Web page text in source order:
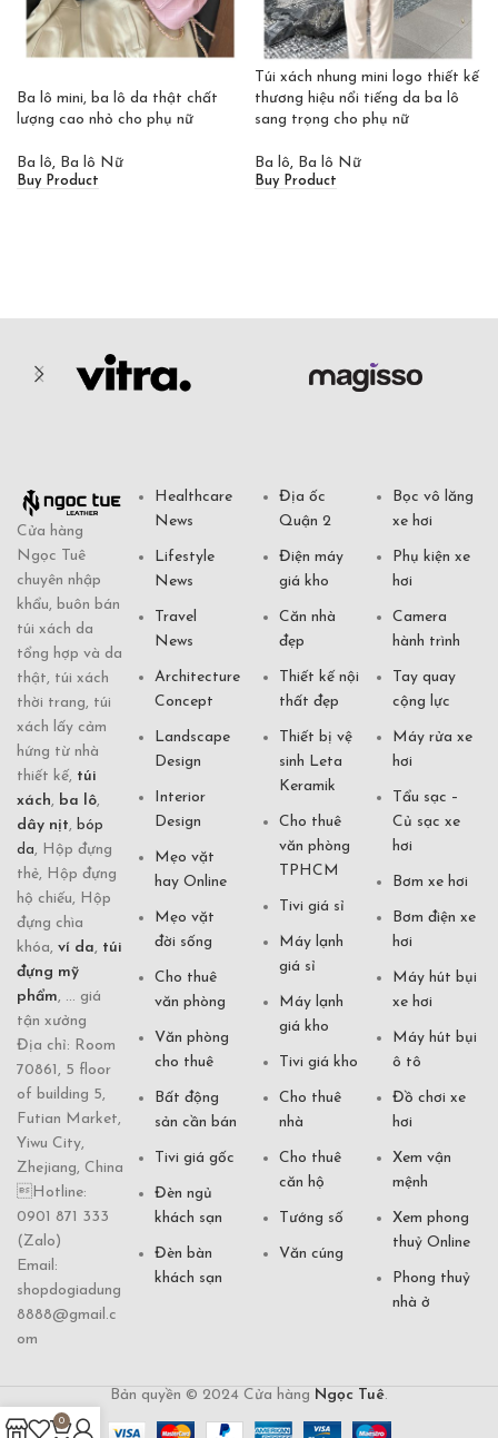
Ba lô mini, ba lô da thật chất
lượng cao nhỏ cho phụ nữ
Ba lô, Ba lô Nữ
Buy Product
Túi xách nhung mini logo thiết kế
thương hiệu nổi tiếng da ba lô
sang trọng cho phụ nữ
Ba lô, Ba lô Nữ
Buy Product
Cửa hàng
Ngọc Tuê
chuyên nhập
khẩu, buôn bán
túi xách da
tổng hợp và da
thật, túi xách
thời trang, túi
xách lấy cảm
hứng từ nhà
thiết kế, túi
xách, ba lô,
dây nịt, bóp
da, Hộp đựng
thẻ, Hộp đựng
hộ chiếu, Hộp
đựng chìa
khóa, ví da, túi
đựng mỹ
phẩm, ... giá
tận xưởng
Địa chỉ: Room
70861, 5 floor
of building 5,
Futian Market,
Yiwu City,
Zhejiang, China
Hotline:
0901 871 333
(Zalo)
Email:
shopdogiadung
8888@gmail.c
om
Healthcare
News
Lifestyle
News
Travel
News
Architecture
Concept
Landscape
Design
Interior
Design
Mẹo vặt
hay Online
Mẹo vặt
đời sống
Cho thuê
văn phòng
Văn phòng
cho thuê
Bất động
sản cần bán
Tivi giá gốc
Đèn ngủ
khách sạn
Đèn bàn
khách sạn
Địa ốc
Quận 2
Điện máy
giá kho
Căn nhà
đẹp
Thiết kế nội
thất đẹp
Thiết bị vệ
sinh Leta
Keramik
Cho thuê
văn phòng
TPHCM
Tivi giá sỉ
Máy lạnh
giá sỉ
Máy lạnh
giá kho
Tivi giá kho
Cho thuê
nhà
Cho thuê
căn hộ
Tướng số
Văn cúng
Bọc vô lăng
xe hơi
Phụ kiện xe
hơi
Camera
hành trình
Tay quay
cộng lực
Máy rửa xe
hơi
Tẩu sạc –
Củ sạc xe
hơi
Bơm xe hơi
Bơm điện xe
hơi
Máy hút bụi
xe hơi
Máy hút bụi
ô tô
Đồ chơi xe
hơi
Xem vận
mệnh
Xem phong
thuỷ Online
Phong thuỷ
nhà ở
Bản quyền © 2024 Cửa hàng Ngọc Tuê.
0